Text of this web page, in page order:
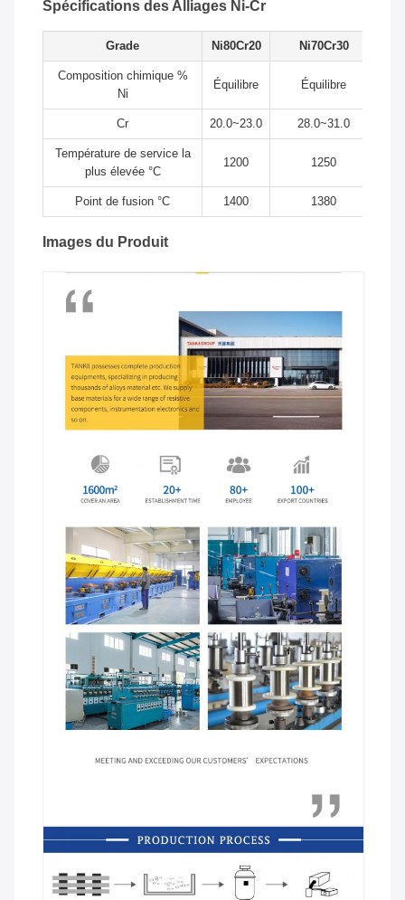
Spécifications des Alliages Ni-Cr
Grade Ni80Cr20 Ni70Cr30
Composition chimique %
Ni
Équilibre Équilibre
Cr 20.0~23.0 28.0~31.0
Température de service la
plus élevée °C
1200 1250
Point de fusion °C 1400 1380
Images du Produit